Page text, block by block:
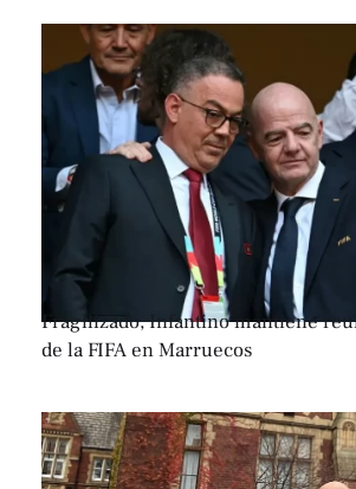
Fragilizado, Infantino mantiene
de la FIFA en Marruecos